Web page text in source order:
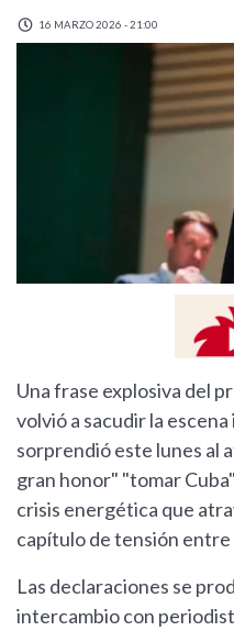
16 MARZO 2026 - 21:00
Una frase explosiva del
volvió a sacudir la
sorprendió este lunes al
gran honor" "tomar
crisis energética que
capítulo de tensión entre
Las declaraciones se
intercambio con